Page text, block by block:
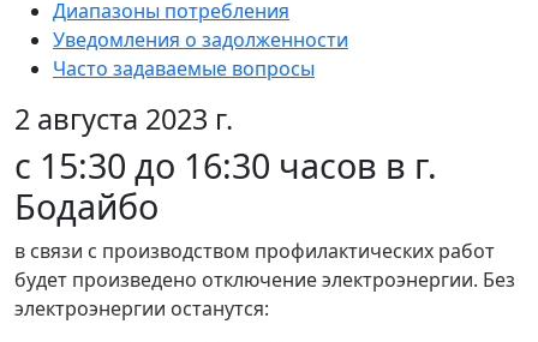
Диапазоны потребления
Уведомления о задолженности
Часто задаваемые вопросы
2 августа 2023 г.
с 15:30 до 16:30 часов в г.
Бодайбо
в связи с производством профилактических работ
будет произведено отключение электроэнергии. Без
электроэнергии останутся: